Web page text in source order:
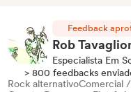
Feedback
Especialista Em
> 800 feedbacks
Rock alternativoComercial